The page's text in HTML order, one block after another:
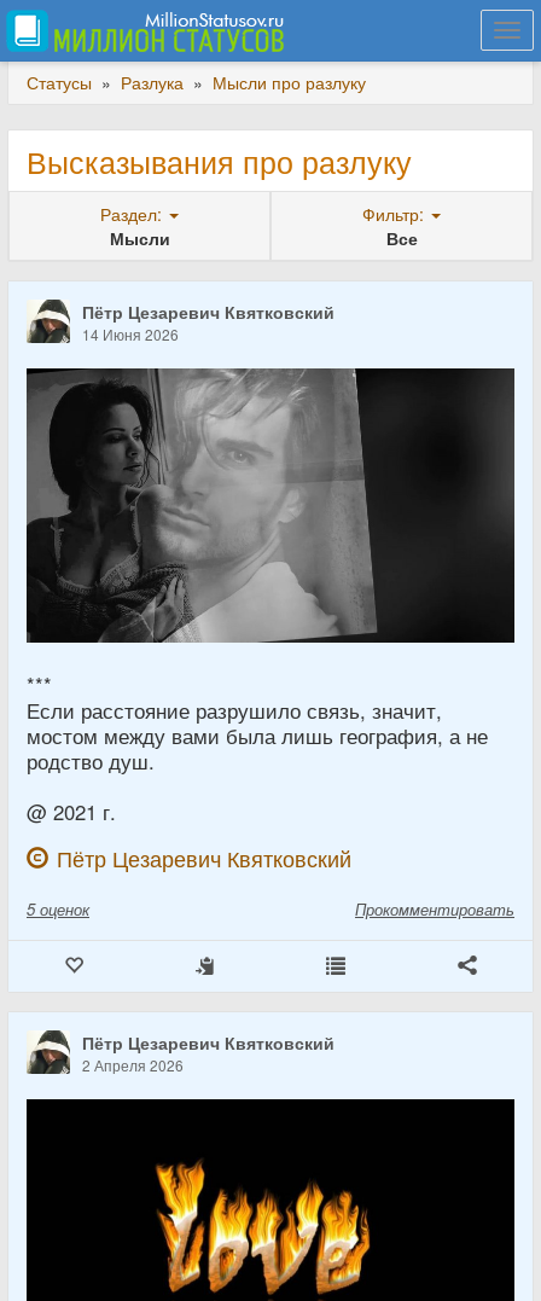
Статусы » Разлука » Мысли про разлуку
Высказывания про разлуку
Раздел:
Мысли
Фильтр:
Все
Пётр Цезаревич Квятковский
14 Июня 2026
***
Если расстояние разрушило связь, значит,
мостом между вами была лишь география, а не
родство душ.
@ 2021 г.
Пётр Цезаревич Квятковский
5 оценок Прокомментировать
Пётр Цезаревич Квятковский
2 Апреля 2026